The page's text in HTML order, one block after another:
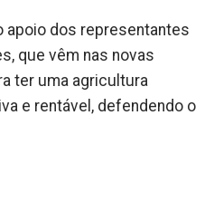
apoio dos representantes
que vêm nas novas
ter uma agricultura
e rentável, defendendo o